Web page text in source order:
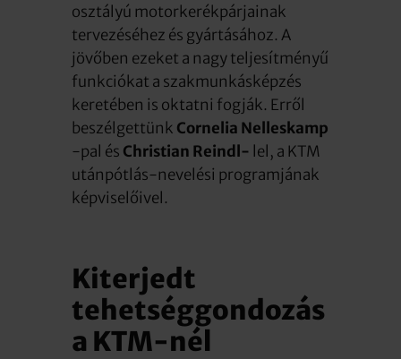
osztályú motorkerékpárjainak
tervezéséhez és gyártásához. A
jövőben ezeket a nagy teljesítményű
funkciókat a szakmunkásképzés
keretében is oktatni fogják. Erről
beszélgettünk Cornelia Nelleskamp
-pal és Christian Reindl- lel, a KTM
utánpótlás-nevelési programjának
képviselőivel.
Kiterjedt
tehetséggondozás
a KTM-nél